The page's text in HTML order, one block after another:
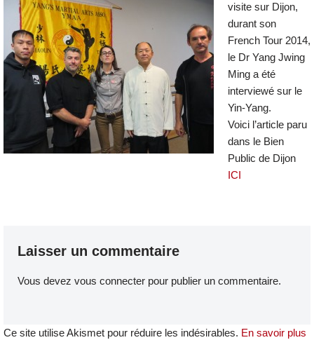
visite sur Dijon,
durant son
French Tour 2014,
le Dr Yang Jwing
Ming a été
interviewé sur le
Yin-Yang.
Voici l’article paru
dans le Bien
Public de Dijon
ICI
Laisser un commentaire
Vous devez vous connecterpour publier un commentaire.
Ce site utilise Akismet pour réduire les indésirables. En savoir plus